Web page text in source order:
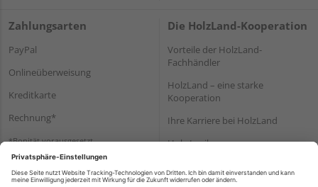
Zahlungsarten
PayPal
Onlineüberweisung
Kreditkarte
Rechnung*
*Bonität vorausgesetzt
Die HolzLand-Kooperation
Vorteile der HolzLand-
Fachhändler
HolzLand – eine starke
Kooperation
Ihre Karriere bei HolzLand
Holz-Lexikon